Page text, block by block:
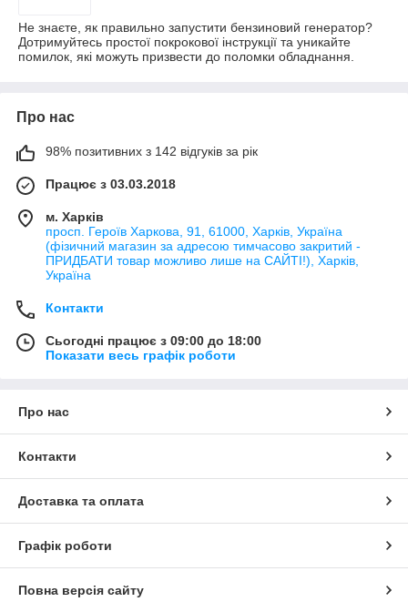
Не знаєте, як правильно запустити бензиновий генератор?
Дотримуйтесь простої покрокової інструкції та уникайте
помилок, які можуть призвести до поломки обладнання.
Про нас
98% позитивних з 142 відгуків за рік
Працює з 03.03.2018
м. Харків
просп. Героїв Харкова, 91, 61000, Харків, Україна
(фізичний магазин за адресою тимчасово закритий -
ПРИДБАТИ товар можливо лише на САЙТІ!), Харків,
Україна
Контакти
Сьогодні працює з 09:00 до 18:00
Показати весь графік роботи
Про нас
Контакти
Доставка та оплата
Графік роботи
Повна версія сайту